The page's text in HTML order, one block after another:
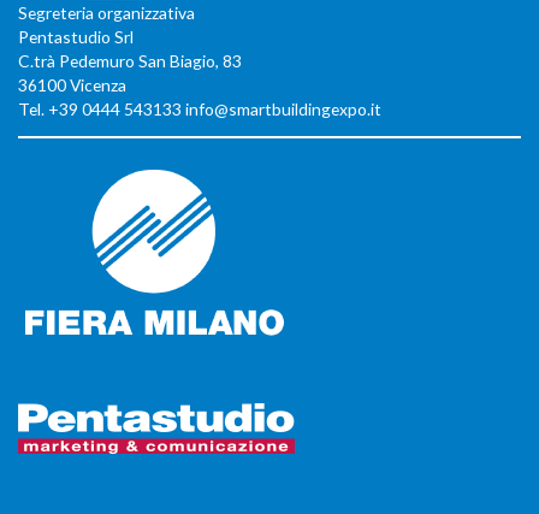
Segreteria organizzativa
Pentastudio Srl
C.trà Pedemuro San Biagio, 83
36100 Vicenza
Tel. +39 0444 543133 info@smartbuildingexpo.it